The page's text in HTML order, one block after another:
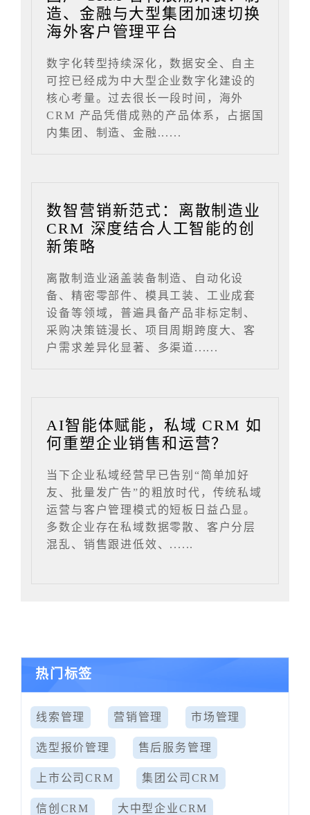
造、金融与大型集团加速切换
海外客户管理平台
数字化转型持续深化，数据安全、自主
可控已经成为中大型企业数字化建设的
核心考量。过去很长一段时间，海外
CRM 产品凭借成熟的产品体系，占据国
内集团、制造、金融......
数智营销新范式：离散制造业
CRM 深度结合人工智能的创
新策略
离散制造业涵盖装备制造、自动化设
备、精密零部件、模具工装、工业成套
设备等领域，普遍具备产品非标定制、
采购决策链漫长、项目周期跨度大、客
户需求差异化显著、多渠道......
AI智能体赋能，私域 CRM 如
何重塑企业销售和运营？
当下企业私域经营早已告别“简单加好
友、批量发广告”的粗放时代，传统私域
运营与客户管理模式的短板日益凸显。
多数企业存在私域数据零散、客户分层
混乱、销售跟进低效、......
热门标签
线索管理 营销管理 市场管理
选型报价管理 售后服务管理
上市公司CRM 集团公司CRM
信创CRM 大中型企业CRM